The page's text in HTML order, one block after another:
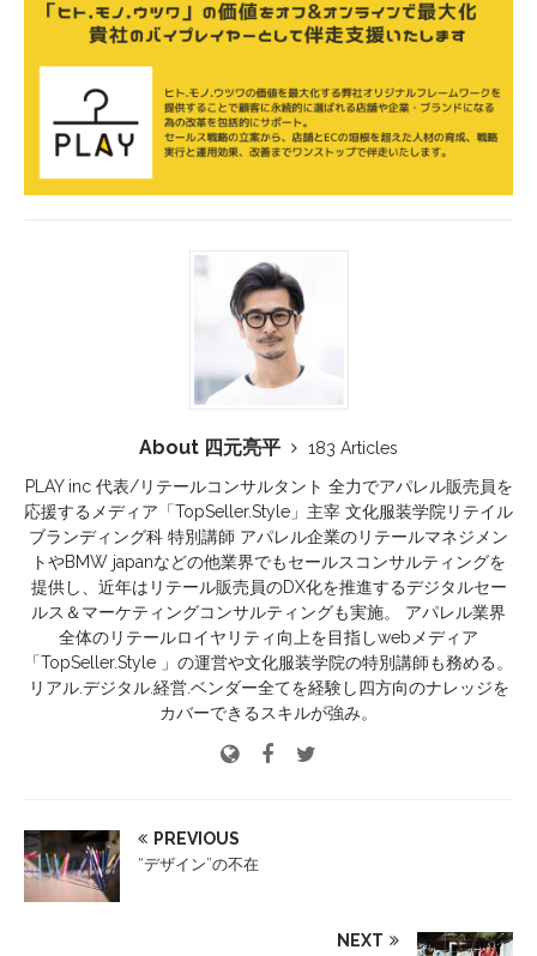
About 四元亮平
183 Articles
PLAY inc 代表/リテールコンサルタント 全力でアパレル販売員を
応援するメディア「TopSeller.Style」主宰 文化服装学院リテイル
ブランディング科 特別講師 アパレル企業のリテールマネジメン
トやBMW japanなどの他業界でもセールスコンサルティングを
提供し、近年はリテール販売員のDX化を推進するデジタルセー
ルス＆マーケティングコンサルティングも実施。 アパレル業界
全体のリテールロイヤリティ向上を目指しwebメディア
「TopSeller.Style 」の運営や文化服装学院の特別講師も務める。
リアル.デジタル.経営.ベンダー全てを経験し四方向のナレッジを
カバーできるスキルが強み。
PREVIOUS
“デザイン”の不在
NEXT